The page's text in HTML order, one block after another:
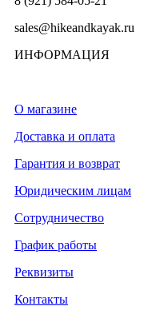
sales@hikeandkayak.ru
ИНФОРМАЦИЯ
О магазине
Доставка и оплата
Гарантия и возврат
Юридическим лицам
Сотрудничество
График работы
Реквизиты
Контакты